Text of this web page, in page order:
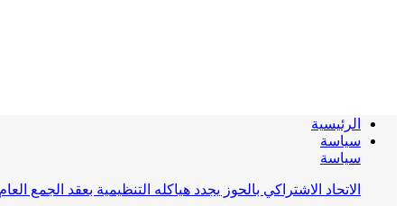
الرئيسية
سياسة
سياسة
الاتحاد الاشتراكي بالحوز يجدد هياكله التنظيمية بعقد الجمع